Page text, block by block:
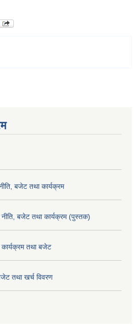
बजेट तथा कार्यक्रम
बजेट तथा कार्यक्रम (पुस्तक)
तथा बजेट
तथा खर्च विवरण